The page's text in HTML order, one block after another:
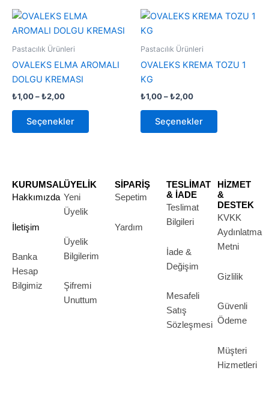
Pastacılık Ürünleri
OVALEKS ELMA AROMALI
DOLGU KREMASI
₺1,00–₺2,00
Fiyat
₺1,00
₺2,00
Seçenekler
ürünün
sayfasından
Pastacılık Ürünleri
OVALEKS KREMA TOZU 1
KG
₺1,00–₺2,00
Fiyat
₺2,00
Seçenekler
Bu
sayfasından
KURUMSAL
Hakkımızda
İletişim
Banka
Hesap
Bilgimiz
ÜYELİK
Yeni
Üyelik
Üyelik
Bilgilerim
Şifremi
Unuttum
SİPARİŞ
Sepetim
Yardım
TESLİMAT
& İADE
Teslimat
Bilgileri
İade &
Değişim
Mesafeli
Satış
Sözleşmesi
HİZMET
&
DESTEK
KVKK
Aydınlatma
Metni
Gizlilik
Güvenli
Ödeme
Müşteri
Hizmetleri